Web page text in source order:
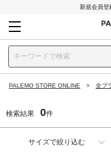
新規会員登
PALEMO STORE ONLINE 全ブ
検索結果 0件
サイズで絞り込む